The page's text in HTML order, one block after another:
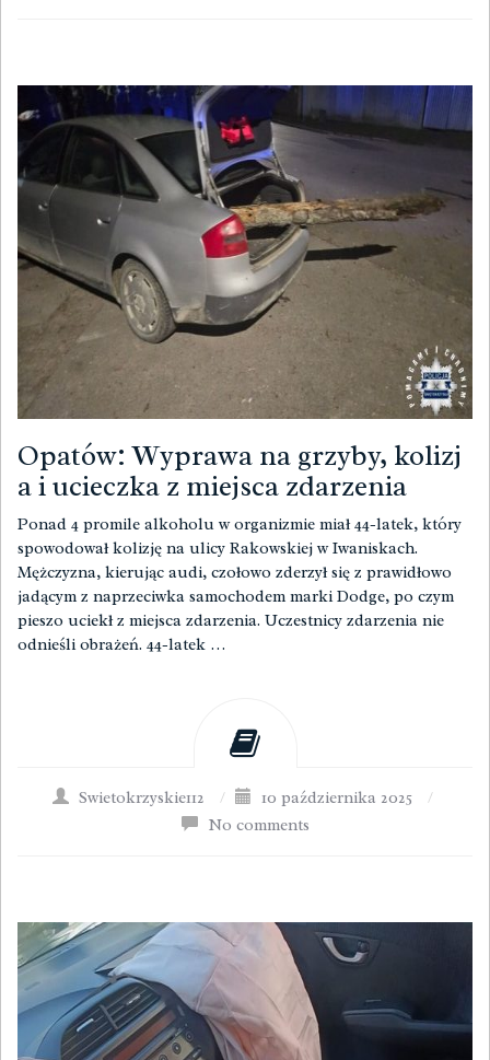
Opatów: Wyprawa na grzyby, kolizj
a i ucieczka z miejsca zdarzenia
Ponad 4 promile alkoholu w organizmie miał 44-latek, który
spowodował kolizję na ulicy Rakowskiej w Iwaniskach.
Mężczyzna, kierując audi, czołowo zderzył się z prawidłowo
jadącym z naprzeciwka samochodem marki Dodge, po czym
pieszo uciekł z miejsca zdarzenia. Uczestnicy zdarzenia nie
odnieśli obrażeń. 44-latek …
Swietokrzyskie112 / 10 października 2025
/
No comments